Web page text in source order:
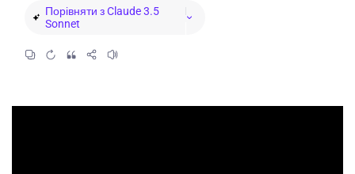
Порівняти з Claude 3.5
Sonnet